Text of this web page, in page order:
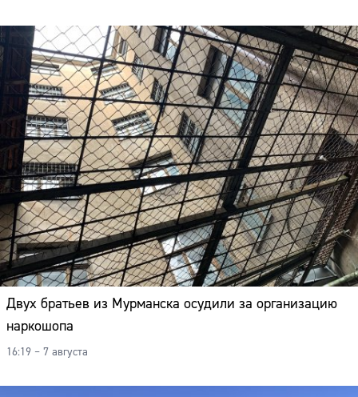
Двух братьев из Мурманска осудили за организацию
наркошопа
16:19 – 7 августа